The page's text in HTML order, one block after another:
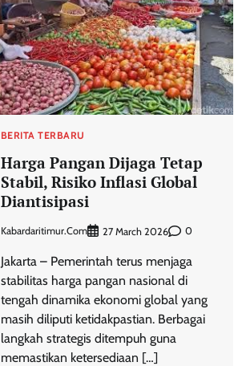
BERITA TERBARU
Harga Pangan Dijaga Tetap
Stabil, Risiko Inflasi Global
Diantisipasi
Kabardaritimur.com 27 March 2026 0
Jakarta – Pemerintah terus menjaga
stabilitas harga pangan nasional di
tengah dinamika ekonomi global yang
masih diliputi ketidakpastian. Berbagai
langkah strategis ditempuh guna
memastikan ketersediaan […]